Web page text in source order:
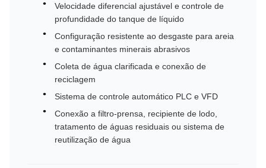
Velocidade diferencial ajustável e controle de
profundidade do tanque de líquido
Configuração resistente ao desgaste para areia
e contaminantes minerais abrasivos
Coleta de água clarificada e conexão de
reciclagem
Sistema de controle automático PLC e VFD
Conexão a filtro-prensa, recipiente de lodo,
tratamento de águas residuais ou sistema de
reutilização de água